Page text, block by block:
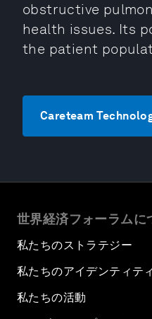
obstructive
health issues. Its
the patient
Careteam
世界経済フォーラムに
私たちのストラテジー
私たちのアイデンティティ
私たちの活動